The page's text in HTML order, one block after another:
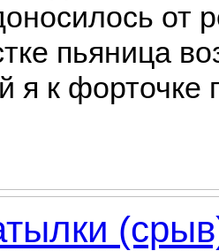
от
пьяница
я к форточке